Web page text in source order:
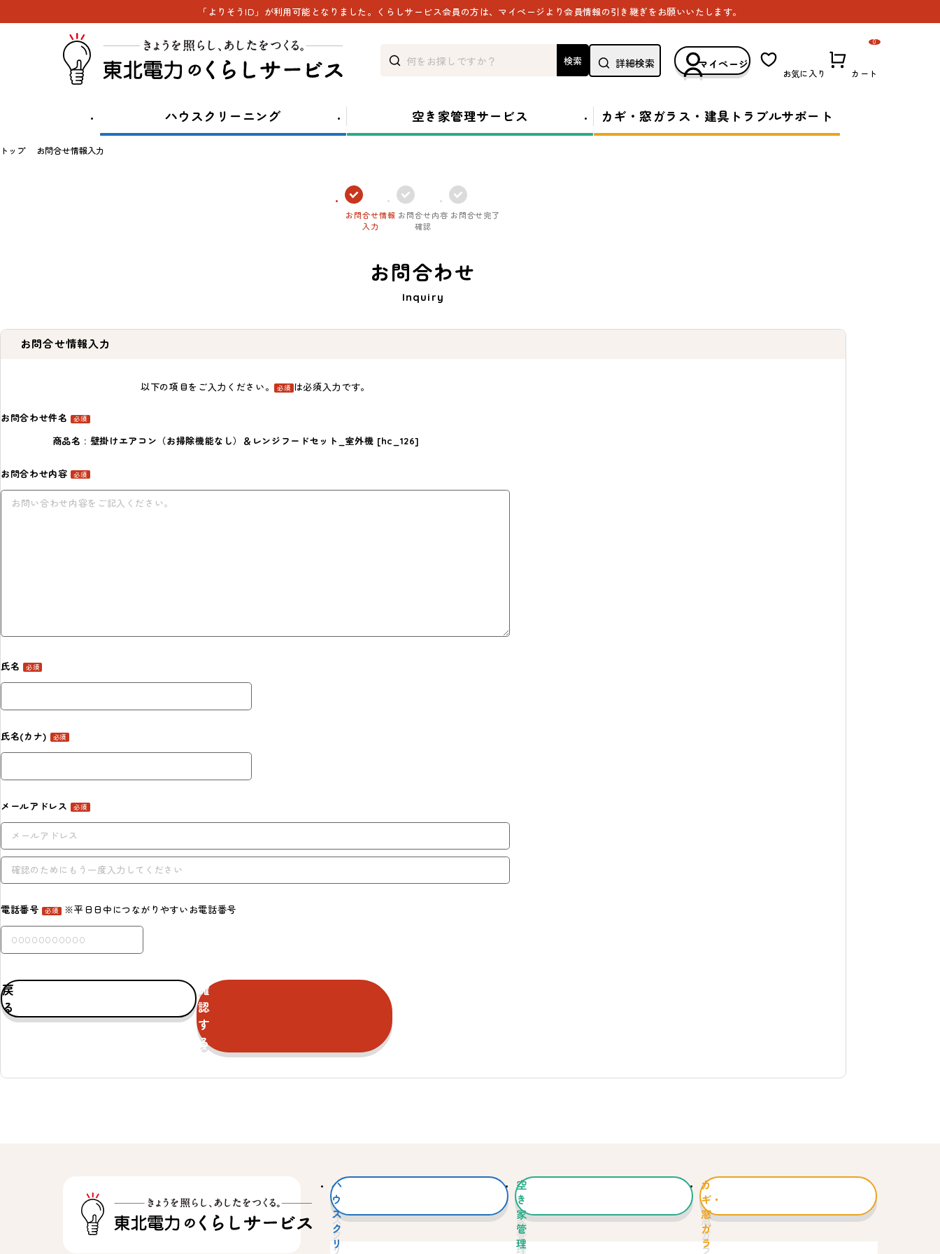
「よりそうID」が利用可能となりました。くらしサービス会員の方は、マイページより会員情報の引き継ぎをお願いいたします。
検索 詳細検索 マイページ
お気に入り カート
0
ハウスクリーニング 空き家管理サービス カギ・窓ガラス・建具トラブルサポート
トップ お問合せ情報入力
お問合せ情報
入力
お問合せ内容
確認
お問合せ完了
お問合わせ
Inquiry
お問合せ情報入力
以下の項目をご入力ください。 必須 は必須入力です。
お問合わせ件名 必須
商品名 : 壁掛けエアコン（お掃除機能なし）＆レンジフードセット_室外機 [hc_126]
お問合わせ内容 必須
氏名 必須
氏名(カナ) 必須
メールアドレス 必須
電話番号 必須 ※平日日中につながりやすいお電話番号
戻
る
確
認
す
る
ハ
ウ
ス
ク
リ
空
き
家
管
理
カ
ギ・
窓
ガ
ラ